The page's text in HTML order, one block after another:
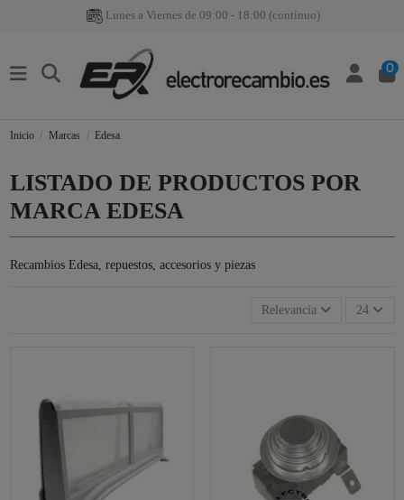
Lunes a Viernes de 09:00 - 18:00 (continuo)
0
Inicio Marcas Edesa
LISTADO DE PRODUCTOS POR
MARCA EDESA
Recambios Edesa, repuestos, accesorios y piezas
Relevancia 24